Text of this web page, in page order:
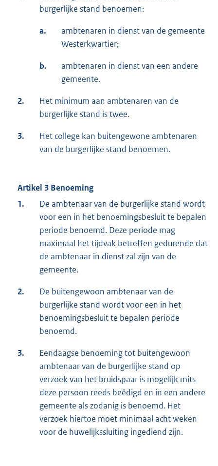
burgerlijke stand benoemen:
a.
ambtenaren in dienst van de gemeente
Westerkwartier;
b.
ambtenaren in dienst van een andere
gemeente.
2.
Het minimum aan ambtenaren van de
burgerlijke stand is twee.
3.
Het college kan buitengewone ambtenaren
van de burgerlijke stand benoemen.
Artikel 3 Benoeming
1.
De ambtenaar van de burgerlijke stand wordt
voor een in het benoemingsbesluit te bepalen
periode benoemd. Deze periode mag
maximaal het tijdvak betreffen gedurende dat
de ambtenaar in dienst zal zijn van de
gemeente.
2.
De buitengewoon ambtenaar van de
burgerlijke stand wordt voor een in het
benoemingsbesluit te bepalen periode
benoemd.
3.
Eendaagse benoeming tot buitengewoon
ambtenaar van de burgerlijke stand op
verzoek van het bruidspaar is mogelijk mits
deze persoon reeds beëdigd en in een andere
gemeente als zodanig is benoemd. Het
verzoek hiertoe moet minimaal acht weken
voor de huwelijkssluiting ingediend zijn.